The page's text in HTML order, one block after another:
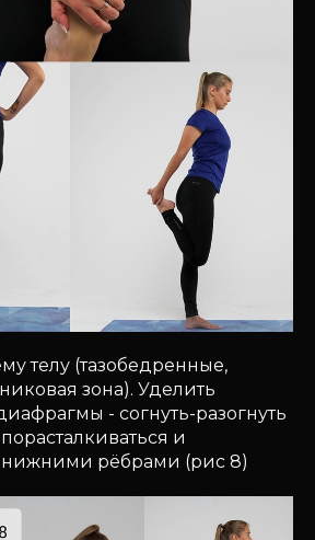
телу (тазобедренные,
зона). Уделить
- согнуть-разогнуть
и
нижними рёбрами (рис 8)